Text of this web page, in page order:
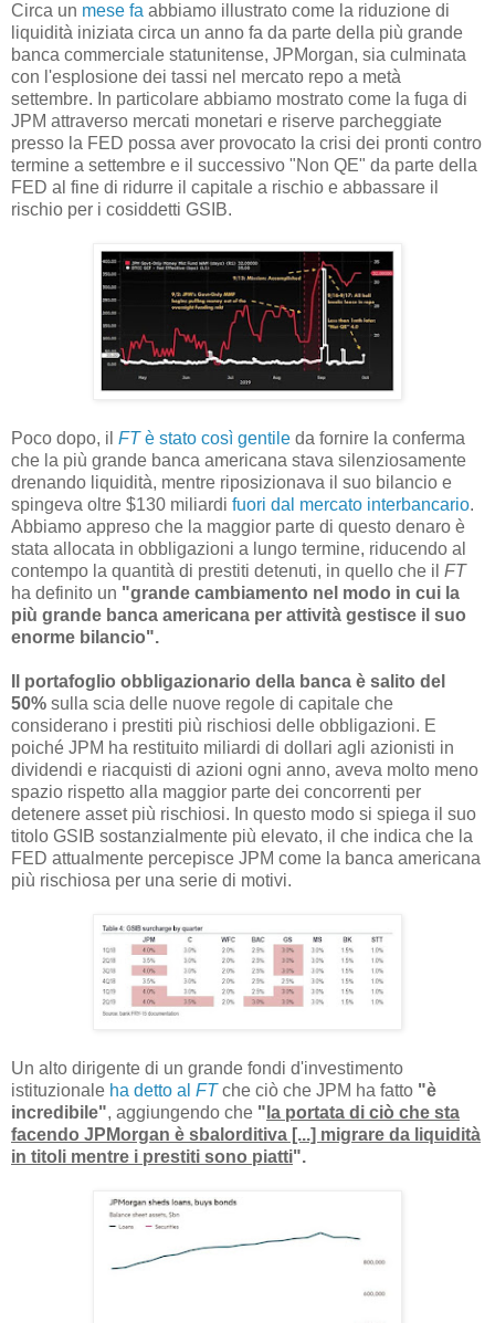
Circa un mese fa abbiamo illustrato come la riduzione di
liquidità iniziata circa un anno fa da parte della più grande
banca commerciale statunitense, JPMorgan, sia culminata
con l'esplosione dei tassi nel mercato repo a metà
settembre. In particolare abbiamo mostrato come la fuga di
JPM attraverso mercati monetari e riserve parcheggiate
presso la FED possa aver provocato la crisi dei pronti contro
termine a settembre e il successivo "Non QE" da parte della
FED al fine di ridurre il capitale a rischio e abbassare il
rischio per i cosiddetti GSIB.
Poco dopo, il FTè stato così gentile da fornire la conferma
che la più grande banca americana stava silenziosamente
drenando liquidità, mentre riposizionava il suo bilancio e
spingeva oltre $130 miliardi fuori dal mercato interbancario.
Abbiamo appreso che la maggior parte di questo denaro è
stata allocata in obbligazioni a lungo termine, riducendo al
contempo la quantità di prestiti detenuti, in quello che il FT
ha definito un "grande cambiamento nel modo in cui la
più grande banca americana per attività gestisce il suo
enorme bilancio".
Il portafoglio obbligazionario della banca è salito del
50% sulla scia delle nuove regole di capitale che
considerano i prestiti più rischiosi delle obbligazioni. E
poiché JPM ha restituito miliardi di dollari agli azionisti in
dividendi e riacquisti di azioni ogni anno, aveva molto meno
spazio rispetto alla maggior parte dei concorrenti per
detenere asset più rischiosi. In questo modo si spiega il suo
titolo GSIB sostanzialmente più elevato, il che indica che la
FED attualmente percepisce JPM come la banca americana
più rischiosa per una serie di motivi.
Un alto dirigente di un grande fondi d'investimento
istituzionale ha detto al FTche ciò che JPM ha fatto "è
incredibile", aggiungendo che " la portata di ciò che sta
facendo JPMorgan è sbalorditiva [...] migrare da liquidità
in titoli mentre i prestiti sono piatti".